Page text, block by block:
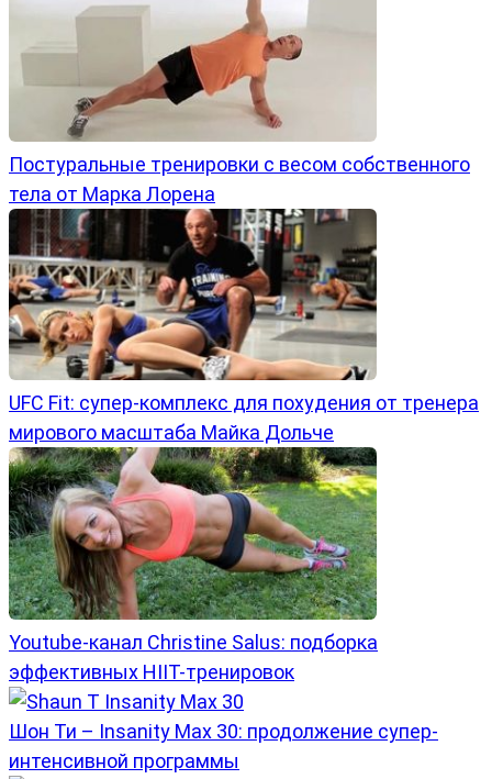
Постуральные тренировки с весом собственного
тела от Марка Лорена
UFC Fit: супер-комплекс для похудения от тренера
мирового масштаба Майка Дольче
Youtube-канал Christine Salus: подборка
эффективных HIIT-тренировок
Шон Ти – Insanity Max 30: продолжение супер-
интенсивной программы